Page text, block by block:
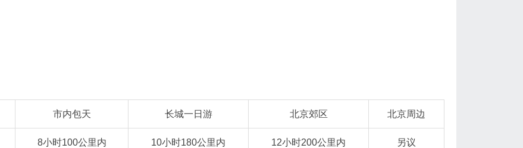
市内包天 长城一日游 北京郊区 北京周边
8小时100公里内 10小时180公里内 12小时200公里内 另议